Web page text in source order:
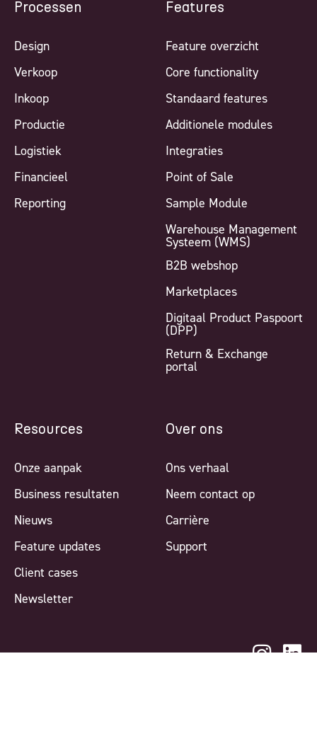
Processen
Design
Verkoop
Inkoop
Productie
Logistiek
Financieel
Reporting
Features
Feature overzicht
Core functionality
Standaard features
Additionele modules
Integraties
Point of Sale
Sample Module
Warehouse Management
Systeem (WMS)
B2B webshop
Marketplaces
Digitaal Product Paspoort
(DPP)
Return & Exchange
portal
Resources
Onze aanpak
Business resultaten
Nieuws
Feature updates
Client cases
Newsletter
Over ons
Ons verhaal
Neem contact op
Carrière
Support